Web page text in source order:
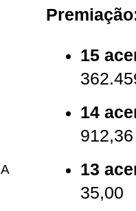
15
14
912,36
13
35,00
A